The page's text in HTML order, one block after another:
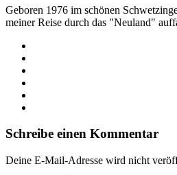
Geboren 1976 im schönen
meiner Reise durch das "Neuland"
Schreibe einen Kommentar
Deine E-Mail-Adresse wird nicht